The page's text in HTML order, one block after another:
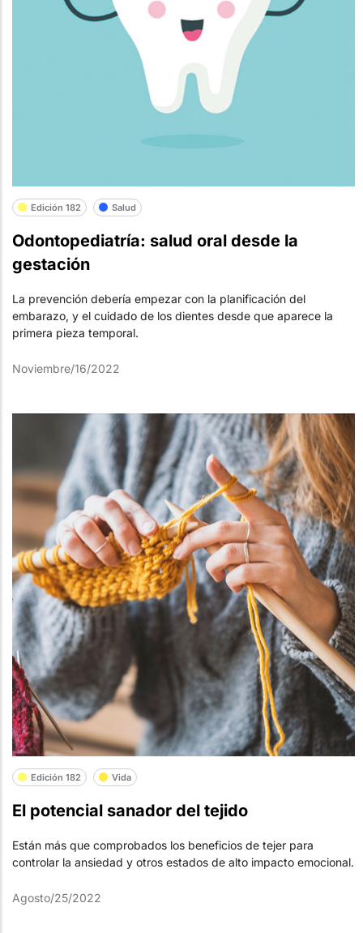
Edición 182 Salud
Odontopediatría: salud oral desde la
gestación
La prevención debería empezar con la planificación del
embarazo, y el cuidado de los dientes desde que aparece la
primera pieza temporal.
Noviembre/16/2022
Edición 182 Vida
El potencial sanador del tejido
Están más que comprobados los beneficios de tejer para
controlar la ansiedad y otros estados de alto impacto emocional.
Agosto/25/2022